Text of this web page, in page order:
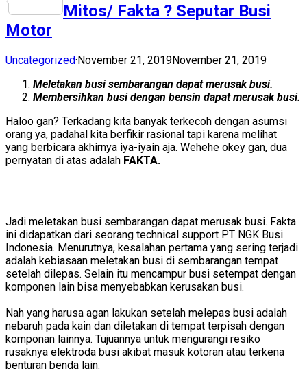
Mitos/ Fakta ? Seputar Busi
Motor
Uncategorized· November 21, 2019November 21, 2019
Meletakan busi sembarangan dapat merusak busi.
Membersihkan busi dengan bensin dapat merusak busi.
Haloo gan? Terkadang kita banyak terkecoh dengan asumsi
orang ya, padahal kita berfikir rasional tapi karena melihat
yang berbicara akhirnya iya-iyain aja. Wehehe okey gan, dua
pernyatan di atas adalah FAKTA.
Jadi meletakan busi sembarangan dapat merusak busi. Fakta
ini didapatkan dari seorang technical support PT NGK Busi
Indonesia. Menurutnya, kesalahan pertama yang sering terjadi
adalah kebiasaan meletakan busi di sembarangan tempat
setelah dilepas. Selain itu mencampur busi setempat dengan
komponen lain bisa menyebabkan kerusakan busi.
Nah yang harusa agan lakukan setelah melepas busi adalah
nebaruh pada kain dan diletakan di tempat terpisah dengan
komponan lainnya. Tujuannya untuk mengurangi resiko
rusaknya elektroda busi akibat masuk kotoran atau terkena
benturan benda lain.